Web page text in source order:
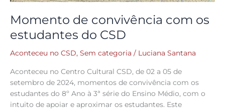
Momento de convivência com os
estudantes do CSD
Aconteceu no CSD, Sem categoria / Luciana Santana
Aconteceu no Centro Cultural CSD, de 02 a 05 de
setembro de 2024, momentos de convivência com os
estudantes do 8º Ano à 3ª série do Ensino Médio, com o
intuito de apoiar e aproximar os estudantes. Este